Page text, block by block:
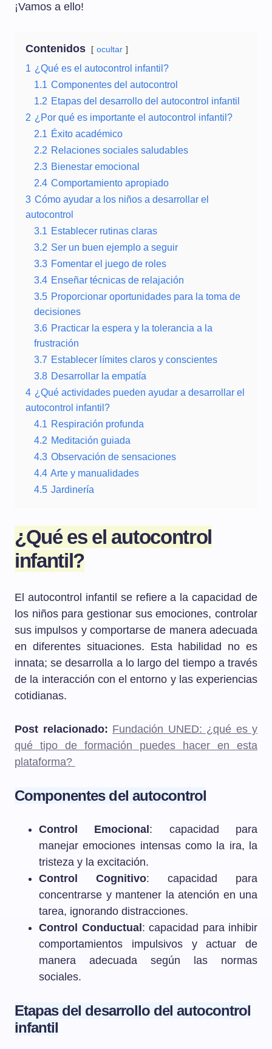
¡Vamos a ello!
Contenidos ocultar
1 ¿Qué es el autocontrol infantil?
1.1 Componentes del autocontrol
1.2 Etapas del desarrollo del autocontrol infantil
2 ¿Por qué es importante el autocontrol infantil?
2.1 Éxito académico
2.2 Relaciones sociales saludables
2.3 Bienestar emocional
2.4 Comportamiento apropiado
3 Cómo ayudar a los niños a desarrollar el
autocontrol
3.1 Establecer rutinas claras
3.2 Ser un buen ejemplo a seguir
3.3 Fomentar el juego de roles
3.4 Enseñar técnicas de relajación
3.5 Proporcionar oportunidades para la toma de
decisiones
3.6 Practicar la espera y la tolerancia a la
frustración
3.7 Establecer límites claros y conscientes
3.8 Desarrollar la empatía
4 ¿Qué actividades pueden ayudar a desarrollar el
autocontrol infantil?
4.1 Respiración profunda
4.2 Meditación guiada
4.3 Observación de sensaciones
4.4 Arte y manualidades
4.5 Jardinería
¿Qué es el autocontrol
infantil?
El autocontrol infantil se refiere a la capacidad de
los niños para gestionar sus emociones, controlar
sus impulsos y comportarse de manera adecuada
en diferentes situaciones. Esta habilidad no es
innata; se desarrolla a lo largo del tiempo a través
de la interacción con el entorno y las experiencias
cotidianas.
Post relacionado: Fundación UNED: ¿qué es y
qué tipo de formación puedes hacer en esta
plataforma?
Componentes del autocontrol
Control Emocional : capacidad para
manejar emociones intensas como la ira, la
tristeza y la excitación.
Control Cognitivo: capacidad para
concentrarse y mantener la atención en una
tarea, ignorando distracciones.
Control Conductual : capacidad para inhibir
comportamientos impulsivos y actuar de
manera adecuada según las normas
sociales.
Etapas del desarrollo del autocontrol
infantil